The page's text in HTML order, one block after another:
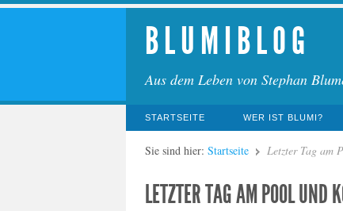
B L U M I B L O G
Aus dem Leben von Stephan
STARTSEITE WER IST BLUMI?
Sie sind hier: Startseite Letzter Tag am
LETZTER TAG AM POOL UND